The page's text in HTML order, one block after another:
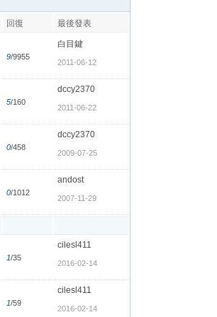
回復 最後發表
9/9955
白目鍵
2011-06-12
5/160
dccy2370
2011-06-22
0/458
dccy2370
2009-07-25
0/1012
andost
2007-11-29
1/35
cilesl411
2016-02-14
1/59
cilesl411
2016-02-14